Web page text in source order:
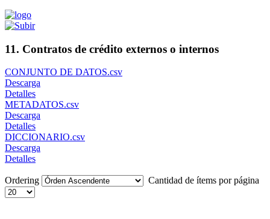
11. Contratos de crédito externos o internos
CONJUNTO DE DATOS.csv
Descarga
Detalles
METADATOS.csv
Descarga
Detalles
DICCIONARIO.csv
Descarga
Detalles
Ordering Cantidad de ítems por página